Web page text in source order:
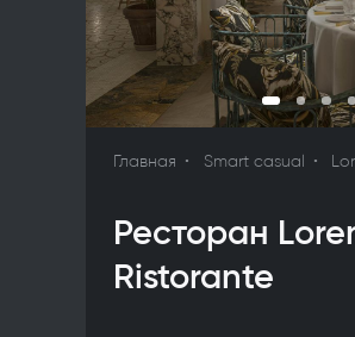
Главная Smart casual
Ресторан
Ristorante